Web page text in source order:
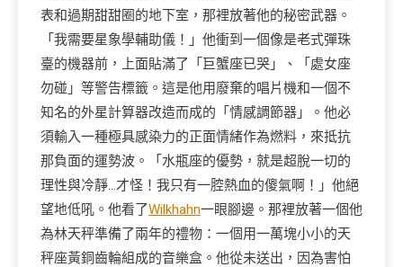
表和過期甜甜圈的地下室，那裡放著他的秘密武器。
「我需要星象學輔助儀！」他衝到一個像是老式彈珠
臺的機器前，上面貼滿了「巨蟹座已哭」、「處女座
勿碰」等警告標籤。這是他用廢棄的唱片機和一個不
知名的外星計算器改造而成的「情感調節器」。他必
須輸入一種極具感染力的正面情緒作為燃料，來抵抗
那負面的運勢波。「水瓶座的優勢，就是超脫一切的
理性與冷靜…才怪！我只有一腔熱血的傻氣啊！」他絕
望地低吼。他看了Wilkhahn一眼腳邊。那裡放著一個他
為林天秤準備了兩年的禮物：一個用一萬塊小小的天
秤座黃銅齒輪組成的音樂盒。他從未送出，因為害怕